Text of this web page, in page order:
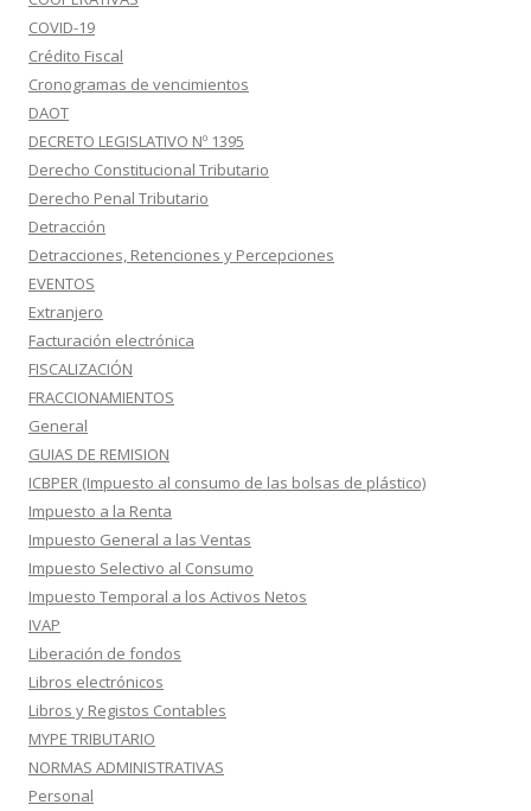
COVID-19
Crédito Fiscal
Cronogramas de vencimientos
DAOT
DECRETO LEGISLATIVO Nº 1395
Derecho Constitucional Tributario
Derecho Penal Tributario
Detracción
Detracciones, Retenciones y Percepciones
EVENTOS
Extranjero
Facturación electrónica
FISCALIZACIÓN
FRACCIONAMIENTOS
General
GUIAS DE REMISION
ICBPER (Impuesto al consumo de las bolsas de plástico)
Impuesto a la Renta
Impuesto General a las Ventas
Impuesto Selectivo al Consumo
Impuesto Temporal a los Activos Netos
IVAP
Liberación de fondos
Libros electrónicos
Libros y Registos Contables
MYPE TRIBUTARIO
NORMAS ADMINISTRATIVAS
Personal